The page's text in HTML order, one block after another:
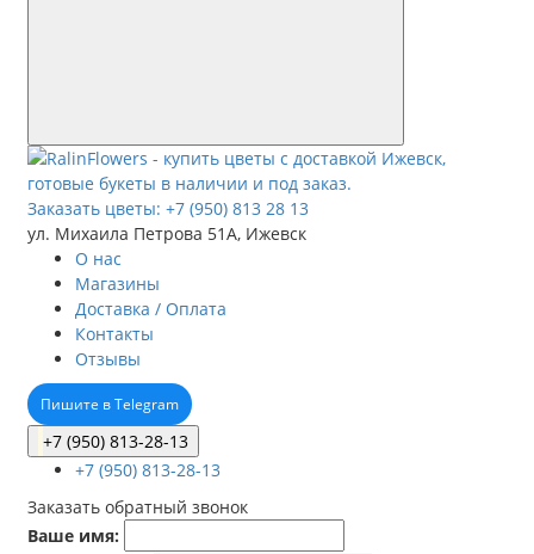
Заказать цветы: +7 (950) 813 28 13
ул. Михаила Петрова 51А, Ижевск
О нас
Магазины
Доставка / Оплата
Контакты
Отзывы
Пишите в Telegram
+7 (950) 813-28-13
+7 (950) 813-28-13
Заказать обратный звонок
Ваше имя: